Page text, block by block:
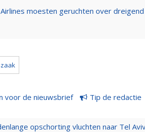
moesten geruchten over
voor de nieuwsbrief Tip de redactie
opschorting vluchten naar Tel